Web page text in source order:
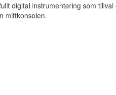
digital instrumentering som
mittkonsolen.